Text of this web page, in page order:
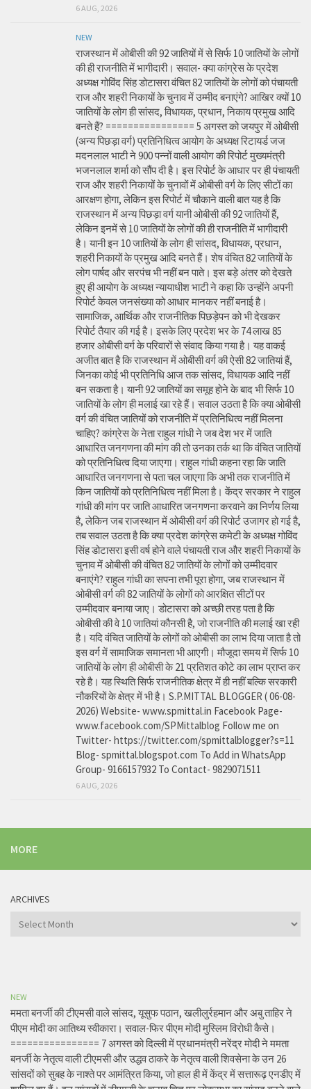
6 AUG, 2026
NEW
राजस्थान में ओबीसी की 92 जातियों में से सिर्फ 10 जातियों के लोगों
की ही राजनीति में भागीदारी। सवाल- क्या कांग्रेस के प्रदेश
अध्यक्ष गोविंद सिंह डोटासरा वंचित 82 जातियों के लोगों को पंचायती
राज और शहरी निकायों के चुनाव में उम्मीद बनाएंगे? आखिर क्यों 10
जातियों के लोग ही सांसद, विधायक, प्रधान, निकाय प्रमुख आदि
बनते हैं? ================ 5 अगस्त को जयपुर में ओबीसी
(अन्य पिछड़ा वर्ग) प्रतिनिधित्व आयोग के अध्यक्ष रिटायर्ड जज
मदनलाल भाटी ने 900 पन्नों वाली आयोग की रिपोर्ट मुख्यमंत्री
भजनलाल शर्मा को सौंप दी है। इस रिपोर्ट के आधार पर ही पंचायती
राज और शहरी निकायों के चुनावों में ओबीसी वर्ग के लिए सीटों का
आरक्षण होगा, लेकिन इस रिपोर्ट में चौकाने वाली बात यह है कि
राजस्थान में अन्य पिछड़ा वर्ग यानी ओबीसी की 92 जातियों हैं,
लेकिन इनमें से 10 जातियों के लोगों की ही राजनीति में भागीदारी
है। यानी इन 10 जातियों के लोग ही सांसद, विधायक, प्रधान,
शहरी निकायों के प्रमुख आदि बनते हैं। शेष वंचित 82 जातियों के
लोग पार्षद और सरपंच भी नहीं बन पाते। इस बड़े अंतर को देखते
हुए ही आयोग के अध्यक्ष न्यायाधीश भाटी ने कहा कि उन्होंने अपनी
रिपोर्ट केवल जनसंख्या को आधार मानकर नहीं बनाई है।
सामाजिक, आर्थिक और राजनीतिक पिछड़ेपन को भी देखकर
रिपोर्ट तैयार की गई है। इसके लिए प्रदेश भर के 74 लाख 85
हजार ओबीसी वर्ग के परिवारों से संवाद किया गया है। यह वाकई
अजीत बात है कि राजस्थान में ओबीसी वर्ग की ऐसी 82 जातियां हैं,
जिनका कोई भी प्रतिनिधि आज तक सांसद, विधायक आदि नहीं
बन सकता है। यानी 92 जातियों का समूह होने के बाद भी सिर्फ 10
जातियों के लोग ही मलाई खा रहे हैं। सवाल उठता है कि क्या ओबीसी
वर्ग की वंचित जातियों को राजनीति में प्रतिनिधित्व नहीं मिलना
चाहिए? कांग्रेस के नेता राहुल गांधी ने जब देश भर में जाति
आधारित जनगणना की मांग की तो उनका तर्क था कि वंचित जातियों
को प्रतिनिधित्व दिया जाएगा। राहुल गांधी कहना रहा कि जाति
आधारित जनगणना से पता चल जाएगा कि अभी तक राजनीति में
किन जातियों को प्रतिनिधित्व नहीं मिला है। केंद्र सरकार ने राहुल
गांधी की मांग पर जाति आधारित जनगणना करवाने का निर्णय लिया
है, लेकिन जब राजस्थान में ओबीसी वर्ग की रिपोर्ट उजागर हो गई है,
तब सवाल उठता है कि क्या प्रदेश कांग्रेस कमेटी के अध्यक्ष गोविंद
सिंह डोटासरा इसी वर्ष होने वाले पंचायती राज और शहरी निकायों के
चुनाव में ओबीसी की वंचित 82 जातियों के लोगों को उम्मीदवार
बनाएंगे? राहुल गांधी का सपना तभी पूरा होगा, जब राजस्थान में
ओबीसी वर्ग की 82 जातियों के लोगों को आरक्षित सीटों पर
उम्मीदवार बनाया जाए। डोटासरा को अच्छी तरह पता है कि
ओबीसी की वे 10 जातियां कौनसी है, जो राजनीति की मलाई खा रही
है। यदि वंचित जातियों के लोगों को ओबीसी का लाभ दिया जाता है तो
इस वर्ग में सामाजिक समानता भी आएगी। मौजूदा समय में सिर्फ 10
जातियों के लोग ही ओबीसी के 21 प्रतिशत कोटे का लाभ प्राप्त कर
रहे है। यह स्थिति सिर्फ राजनीतिक क्षेत्र में ही नहीं बल्कि सरकारी
नौकरियों के क्षेत्र में भी है। S.P.MITTAL BLOGGER ( 06-08-
2026) Website- www.spmittal.in Facebook Page-
www.facebook.com/SPMittalblog Follow me on
Twitter- https://twitter.com/spmittalblogger?s=11
Blog- spmittal.blogspot.com To Add in WhatsApp
Group- 9166157932 To Contact- 9829071511
6 AUG, 2026
MORE
ARCHIVES
Archives
NEW
ममता बनर्जी की टीएमसी वाले सांसद, यूसुफ पठान, खलीलुर्रहमान और अबु ताहिर ने
पीएम मोदी का आतिथ्य स्वीकारा। सवाल-फिर पीएम मोदी मुस्लिम विरोधी कैसे।
================ 7 अगस्त को दिल्ली में प्रधानमंत्री नरेंद्र मोदी ने ममता
बनर्जी के नेतृत्व वाली टीएमसी और उद्धव ठाकरे के नेतृत्व वाली शिवसेना के उन 26
सांसदों को सुबह के नाश्ते पर आमंत्रित किया, जो हाल ही में केंद्र में सत्तारूढ़ एनडीए में